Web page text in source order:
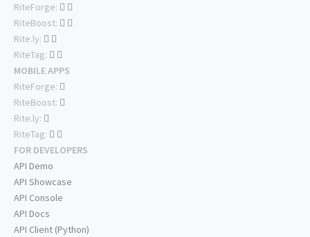
RiteForge:
RiteBoost:
Rite.ly:
RiteTag:
MOBILE APPS
RiteForge:
RiteBoost:
Rite.ly:
RiteTag:
FOR DEVELOPERS
API Demo
API Showcase
API Console
API Docs
API Client (Python)